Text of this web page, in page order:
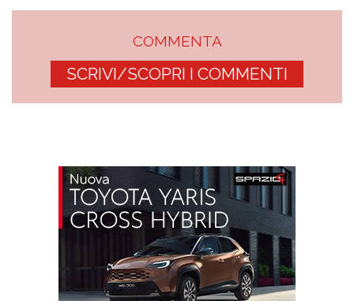
COMMENTA
SCRIVI/SCOPRI I COMMENTI